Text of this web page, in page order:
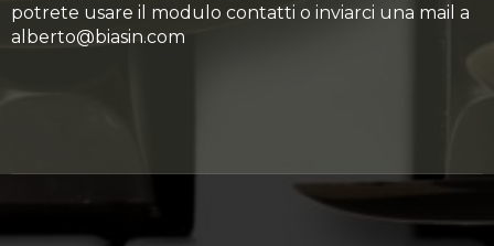
potrete usare il modulo contatti o inviarci una mail a
alberto@biasin.com